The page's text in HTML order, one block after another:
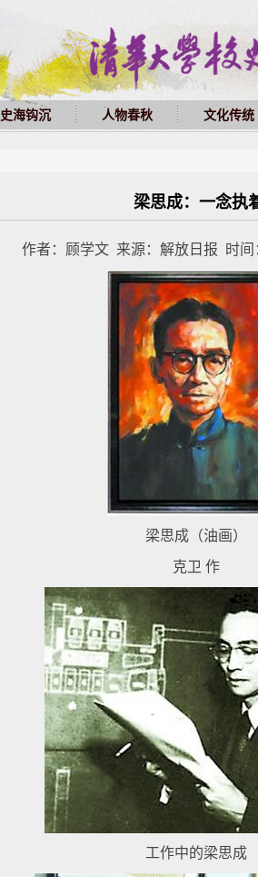
史海钩沉 人物春秋 文化传统
梁思成：一念执
作者：顾学文 来源：解放日报 时间
梁思成（油画）
克卫 作
工作中的梁思成